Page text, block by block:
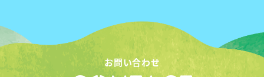
お問い合わせ